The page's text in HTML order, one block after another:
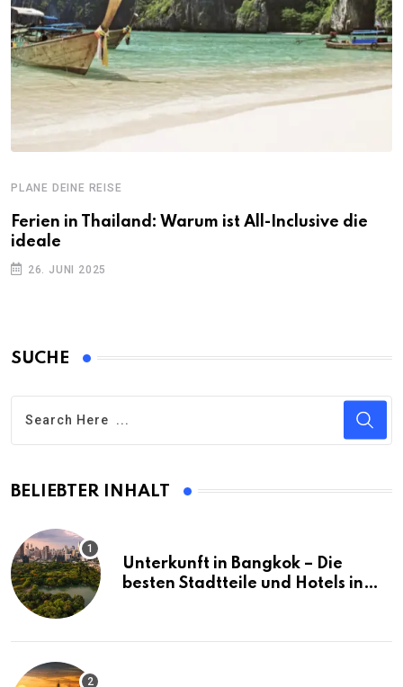
PLANE DEINE REISE
Ferien in Thailand: Warum ist All-Inclusive die
ideale
26. JUNI 2025
SUCHE
BELIEBTER INHALT
Unterkunft in Bangkok – Die
besten Stadtteile und Hotels in